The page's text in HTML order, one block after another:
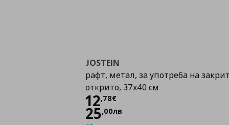
JOSTEIN
рафт, метал, за употреба на
открито, 37x40 см
12,78€
Цена
25,00лв